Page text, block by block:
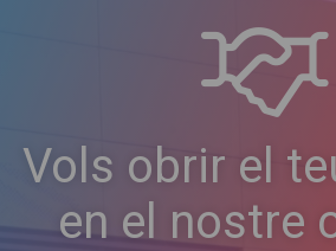
Vols obrir el
en el nostre